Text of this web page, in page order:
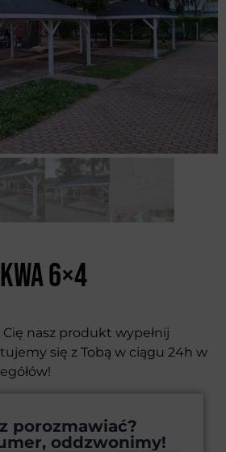
6×4
Cię nasz produkt wypełnij
się z Tobą w ciągu 24h w
porozmawiać?
oddzwonimy!